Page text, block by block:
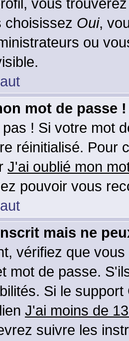
vous
choisissez Oui,
ou
mot de passe !
! Si votre mot
réinitialisé. Pour
J'ai oublié mon
pouvoir vous
mais ne
vérifiez que
mot de passe.
Si le
J'ai moins de
suivre les